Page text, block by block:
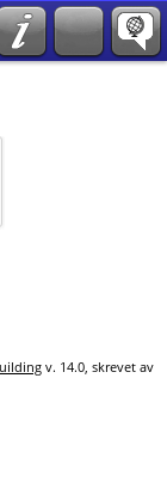
v. 14.0, skrevet av